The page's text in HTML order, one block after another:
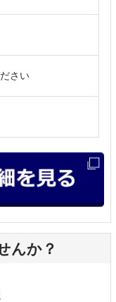
さい
んか？